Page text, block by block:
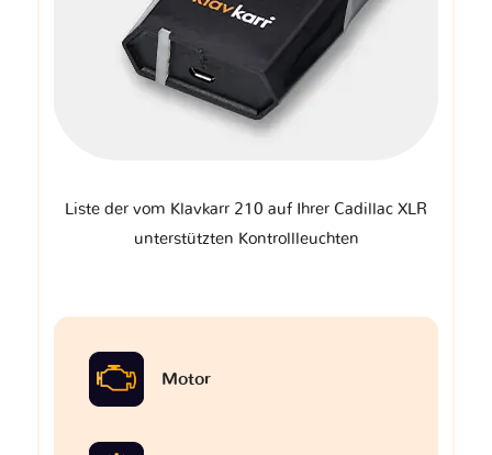
Liste der vom Klavkarr 210 auf Ihrer Cadillac XLR
unterstützten Kontrollleuchten
Motor